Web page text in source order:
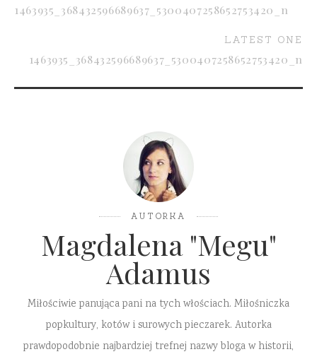
1463935_368432596689637_5300407258652753420_n
LATEST ONE
1463935_368432596689637_5300407258652753420_n
AUTORKA
Magdalena "Megu"
Adamus
Miłościwie panująca pani na tych włościach. Miłośniczka
popkultury, kotów i surowych pieczarek. Autorka
prawdopodobnie najbardziej trefnej nazwy bloga w historii,